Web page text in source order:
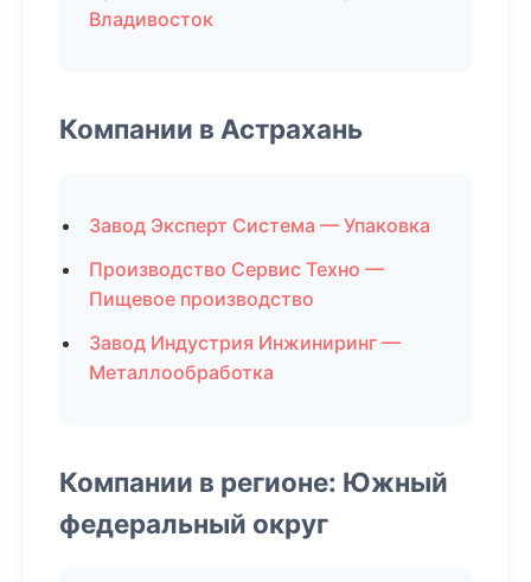
Владивосток
Компании в Астрахань
Завод Эксперт Система — Упаковка
Производство Сервис Техно —
Пищевое производство
Завод Индустрия Инжиниринг —
Металлообработка
Компании в регионе: Южный
федеральный округ